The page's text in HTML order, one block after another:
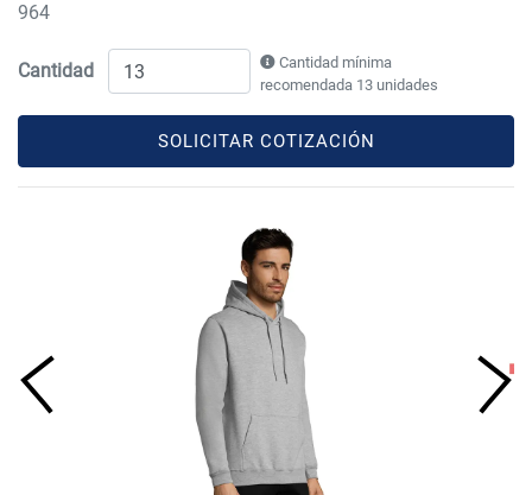
964
Cantidad
Cantidad mínima
recomendada 13 unidades
SOLICITAR COTIZACIÓN